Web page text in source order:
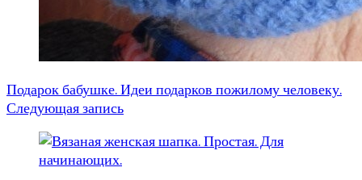
Подарок бабушке. Идеи подарков пожилому человеку.
Следующая запись